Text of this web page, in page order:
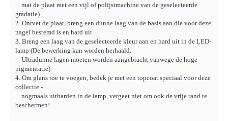
mat de plaat met een vijl of polijstmachine van de geselecteerde
gradatie)
2. Ontvet de plaat, breng een dunne laag van de basis aan die voor deze
nagel bestemd is en hard uit
3. Breng een laag van de geselecteerde kleur aan en hard uit in de LED-
lamp (De bewerking kan worden herhaald.
Ultradunne lagen moeten worden aangebracht vanwege de hoge
pigmentatie)
4. Om glans toe te voegen, bedek je met een topcoat speciaal voor deze
collectie -
nogmaals uitharden in de lamp, vergeet niet om ook de vrije rand te
beschermen!